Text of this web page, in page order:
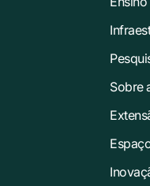
Sobre